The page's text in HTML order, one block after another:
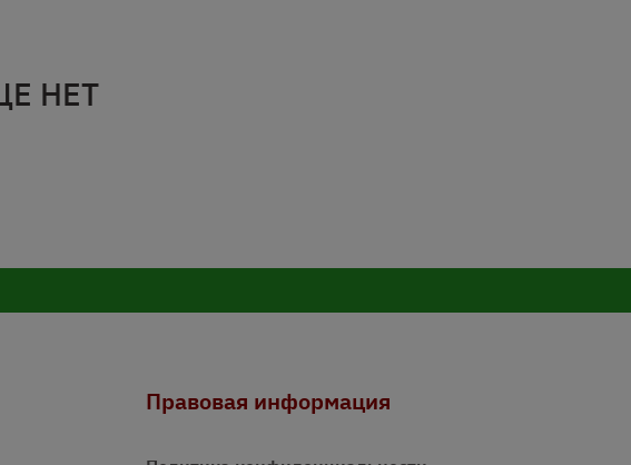
НЕТ
Правовая информация